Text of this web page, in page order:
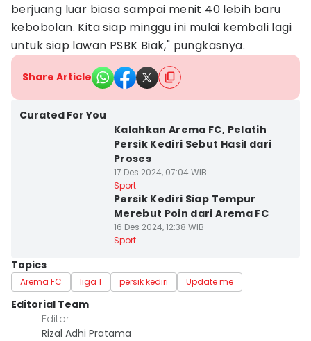
berjuang luar biasa sampai menit 40 lebih baru
kebobolan. Kita siap minggu ini mulai kembali lagi
untuk siap lawan PSBK Biak," pungkasnya.
Share Article
Curated For You
Kalahkan Arema FC, Pelatih
Persik Kediri Sebut Hasil dari
Proses
17 Des 2024, 07:04 WIB
Sport
Persik Kediri Siap Tempur
Merebut Poin dari Arema FC
16 Des 2024, 12:38 WIB
Sport
Topics
Arema FC liga 1 persik kediri Update me
Editorial Team
Editor
Rizal Adhi Pratama